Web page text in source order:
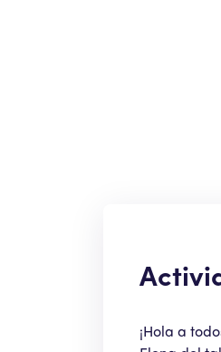
¡Hola a